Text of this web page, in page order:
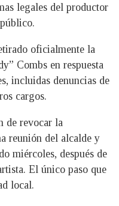
legales del productor
oficialmente la
Combs en respuesta
incluidas denuncias de
cargos.
de revocar la
reunión del alcalde y
miércoles, después de
El único paso que
local.